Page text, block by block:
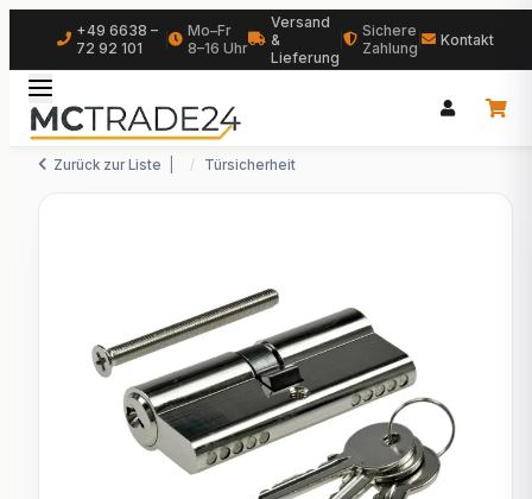
+49 6638 –
72 92 101
Mo–Fr
8–16 Uhr
Versand
&
Lieferung
Sichere
Zahlung
Kontakt
Zurück zur Liste Türsicherheit